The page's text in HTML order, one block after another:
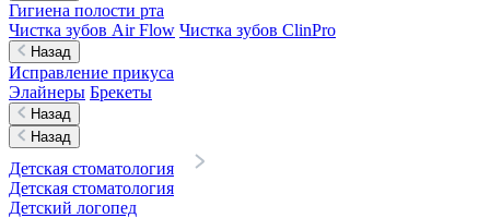
Гигиена полости рта
Чистка зубов Air Flow Чистка зубов ClinPro
Назад
Исправление прикуса
Элайнеры Брекеты
Назад
Назад
Детская стоматология
Детская стоматология
Детский логопед